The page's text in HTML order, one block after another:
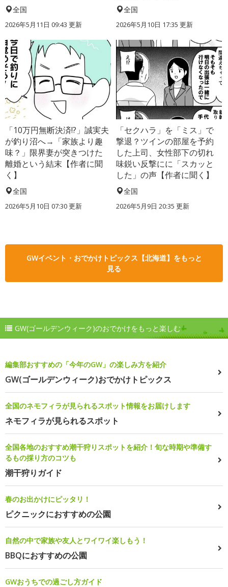
全国
2026年5月11日 09:43 更新
全国
2026年5月10日 17:35 更新
「10万円無断決済!?」誠実夫
が釣り沼へ→「家族より趣
味？」限界妻が突きつけた
離婚という結末【作者に聞
く】
全国
2026年5月10日 07:30 更新
「セクハラ」を「ミス」で
撃退？ツインの部屋を予約
した上司、女性部下の切れ
味鋭い反撃にに「スカッと
した」の声【作者に聞く】
全国
2026年5月9日 20:35 更新
GWイベント・おでかけトピックス【北海道】をもっと
見る
GW(ゴールデンウィーク)のおでかけをもっと楽しむ
編集部おすすめの「今年のGW」の楽しみ方を紹介
GW(ゴールデンウィーク)おでかけトピックス
全国のネモフィラが見られるスポット情報をお届けします
ネモフィラが見られるスポット
全国各地のおすすめ潮干狩りスポットを紹介！旬な時期や準備す
るもの採り方のコツも
潮干狩りガイド
春のお出かけにピッタリ！
ピクニックにおすすめの公園
自然の中で家族や友人とワイワイ楽しもう！
BBQにおすすめの公園
GWおうちでの過ごし方ガイド